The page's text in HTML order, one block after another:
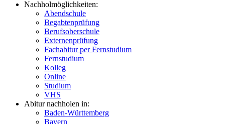
Nachholmöglichkeiten:
Abendschule
Begabtenprüfung
Berufsoberschule
Externenprüfung
Fachabitur per Fernstudium
Fernstudium
Kolleg
Online
Studium
VHS
Abitur nachholen in:
Baden-Württemberg
Bayern